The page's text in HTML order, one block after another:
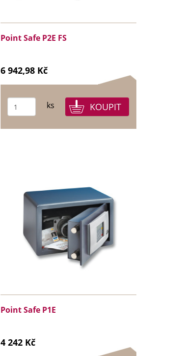
Point Safe P2E FS
6 942,98 Kč
ks
Point Safe P1E
4 242 Kč